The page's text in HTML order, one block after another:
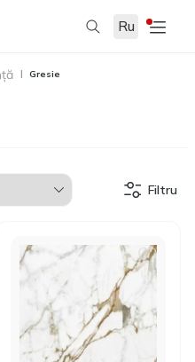
Ru
Gresie
Filtru